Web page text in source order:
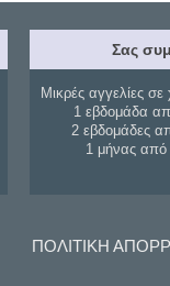
Σας
Μικρές αγγελίες σε
1 εβδομάδα
2 εβδομάδες
1 μήνας
ΠΟΛΙΤΙΚΗ